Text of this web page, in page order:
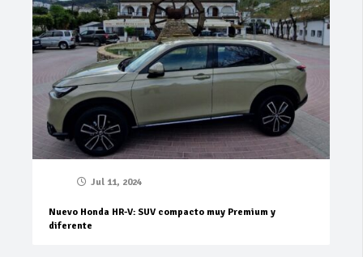
Jul 11, 2024
Nuevo Honda HR-V: SUV compacto muy Premium y
diferente